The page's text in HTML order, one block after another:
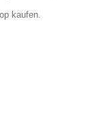
kaufen.